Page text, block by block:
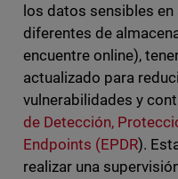
los datos sensibles
diferentes de
encuentre online),
actualizado para
vulnerabilidades y
de Detección,
Endpoints (EPDR).
realizar una